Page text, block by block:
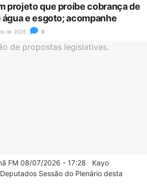
projeto que proíbe cobrança de
e esgoto; acompanhe
de 2026 0
FM 08/07/2026 - 17:28 Kayo
Sessão do Plenário desta